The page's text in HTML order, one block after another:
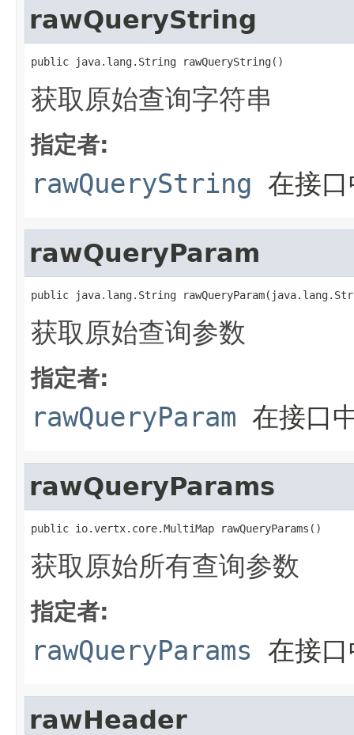
rawQueryString
public java.lang.String rawQueryString()
获取原始查询字符串
指定者:
rawQueryString 在接
rawQueryParam
public java.lang.String
获取原始查询参数
指定者:
rawQueryParam 在接口
rawQueryParams
public io.vertx.core.MultiMap rawQueryParams()
获取原始所有查询参数
指定者:
rawQueryParams 在接
rawHeader